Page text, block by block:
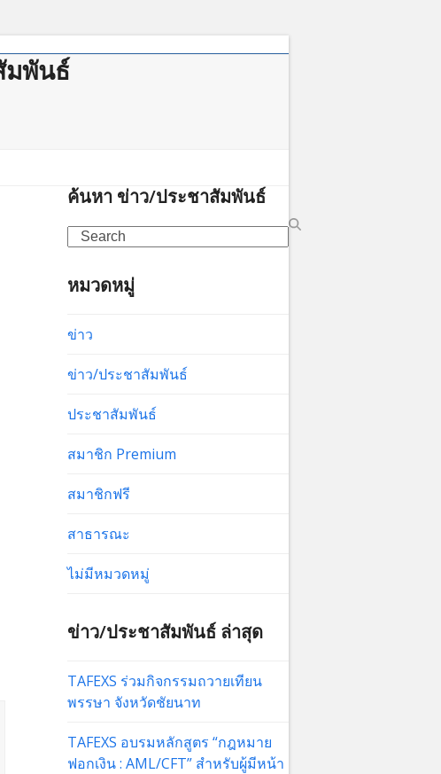
มพันธ์
ค้นหา ข่าว/ประชาสัมพันธ์
Search
หมวดหมู่
ข่าว
ข่าว/ประชาสัมพันธ์
ประชาสัมพันธ์
สมาชิก Premium
สมาชิกฟรี
สาธารณะ
ไม่มีหมวดหมู่
ข่าว/ประชาสัมพันธ์ ล่าสุด
TAFEXS ร่วมกิจกรรมถวายเทียน
พรรษา จังหวัดชัยนาท
TAFEXS อบรมหลักสูตร “กฎหมาย
ฟอกเงิน : AML/CFT” สำหรับผู้มีหน้า